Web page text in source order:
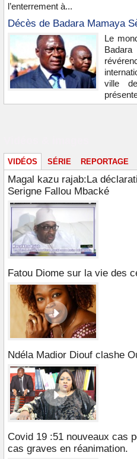
l’enterrement à...
Décès de Badara Mamaya
Le
ville
VIDÉOS SÉRIE REPORTAGE
Magal kazu rajab:La
Serigne Fallou Mbacké
Fatou Diome sur la vie des
Ndéla Madior Diouf clashe
Covid 19 :51 nouveaux cas
cas graves en réanimation.